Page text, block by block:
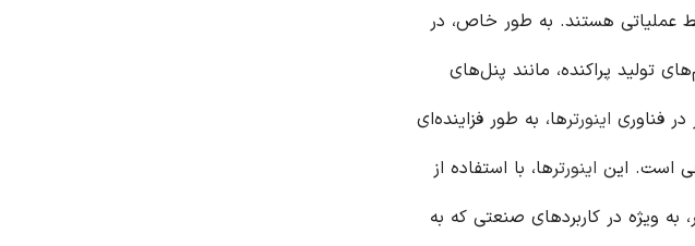
عملیاتی هستند. به طور خاص، در
تولید پراکنده، مانند پنل‌های
فناوری اینورترها، به طور فزاینده‌ای
است. این اینورترها، با استفاده از
ویژه در کاربردهای صنعتی که به